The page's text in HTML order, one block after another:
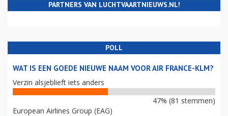
PARTNERS VAN LUCHTVAARTNIEUWS.NL!
POLL
WAT IS EEN GOEDE NIEUWE NAAM VOOR AIR FRANCE-KLM?
Verzin alsjeblieft iets anders
47% (81 stemmen)
European Airlines Group (EAG)